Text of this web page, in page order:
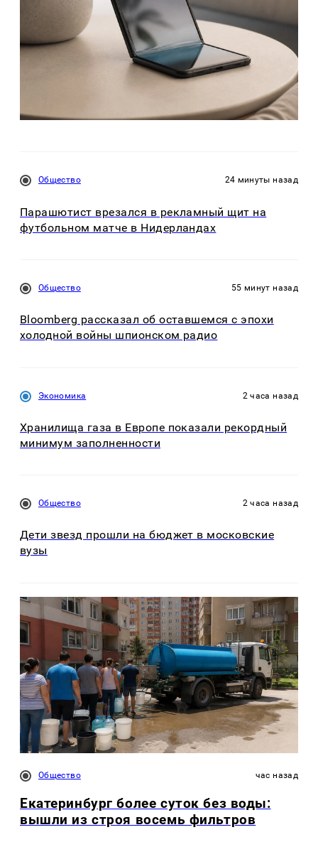
Общество 24 минуты назад
Парашютист врезался в рекламный щит на
футбольном матче в Нидерландах
Общество 55 минут назад
Bloomberg рассказал об оставшемся с эпохи
холодной войны шпионском радио
Экономика 2 часа назад
Хранилища газа в Европе показали рекордный
минимум заполненности
Общество 2 часа назад
Дети звезд прошли на бюджет в московские
вузы
Общество час назад
Екатеринбург более суток без воды:
вышли из строя восемь фильтров